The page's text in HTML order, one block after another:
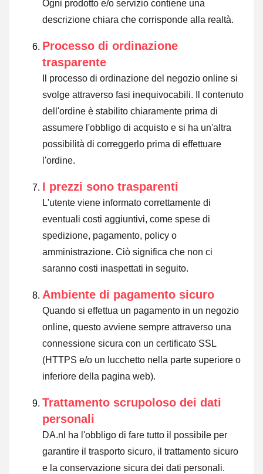
Ogni prodotto e/o servizio contiene una
descrizione chiara che corrisponde alla realtà.
Processo di ordinazione
trasparente
Il processo di ordinazione del negozio online si
svolge attraverso fasi inequivocabili. Il contenuto
dell'ordine è stabilito chiaramente prima di
assumere l'obbligo di acquisto e si ha un'altra
possibilità di correggerlo prima di effettuare
l'ordine.
I prezzi sono trasparenti
L'utente viene informato correttamente di
eventuali costi aggiuntivi, come spese di
spedizione, pagamento, policy o
amministrazione. Ciò significa che non ci
saranno costi inaspettati in seguito.
Ambiente di pagamento sicuro
Quando si effettua un pagamento in un negozio
online, questo avviene sempre attraverso una
connessione sicura con un certificato SSL
(HTTPS e/o un lucchetto nella parte superiore o
inferiore della pagina web).
Trattamento scrupoloso dei dati
personali
DA.nl ha l'obbligo di fare tutto il possibile per
garantire il trasporto sicuro, il trattamento sicuro
e la conservazione sicura dei dati personali.